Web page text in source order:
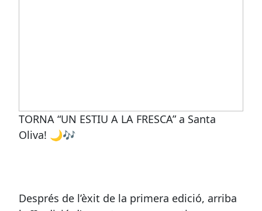
TORNA “UN ESTIU A LA FRESCA” a Santa
Oliva! 🌙🎶
Després de l’èxit de la primera edició, arriba